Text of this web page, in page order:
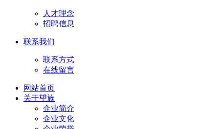
人才理念
招聘信息
联系我们
联系方式
在线留言
网站首页
关于望族
企业简介
企业文化